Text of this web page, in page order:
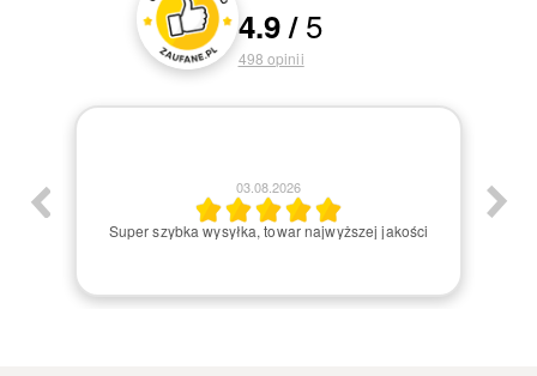
Oceny i recenzje klientów
4.9/5
498 opinii
03.08.2026
Super szybka wysyłka, towar najwyższej jakości